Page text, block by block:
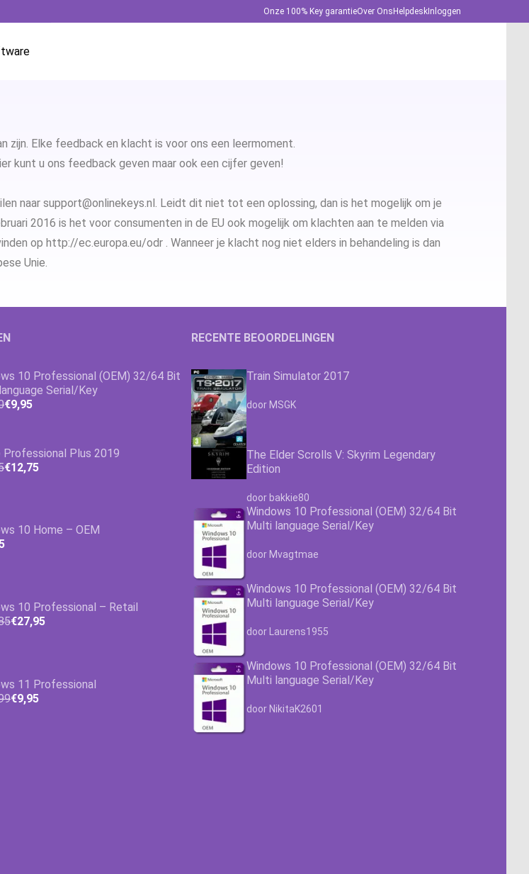
Onze 100% Key garantieOver Ons Helpdesk Inloggen
Microsoft Office 365
Microsoft Office 2019
Windows Windows 11
Windows 8.1
PowerPoint Microsoft PowerPoint 2024
Excel
Access Microsoft Access 2024
Visio Microsoft Visio 2024
Microsoft Visio 2021 Professional
Microsoft Visio 2019 Professional
Microsoft Visio 2016 Professional
Windows Server: Alle licenties
Windows Server 2025
Windows Server 2022
Windows Server 2019
Windows Server 2026
SQL Server Microsoft SQL Server 2022
Microsoft SQL Server 2019
Microsoft SQL Server 2016
zijn. Elke feedback en klacht is voor ons een leermoment.
kunt u ons feedback geven maar ook een cijfer geven!
naar support@onlinekeys.nl. Leidt dit niet tot een oplossing, dan is het mogelijk om je
2016 is het voor consumenten in de EU ook mogelijk om klachten aan te melden via
op http://ec.europa.eu/odr . Wanneer je klacht nog niet elders in behandeling is dan
Unie.
10 Professional (OEM) 32/64 Bit
Serial/Key
€9,95
Professional Plus 2019
€12,75
10 Home – OEM
10 Professional – Retail
€27,95
11 Professional
€9,95
RECENTE BEOORDELINGEN
Train Simulator 2017
Waardering
door MSGK
The Elder Scrolls V: Skyrim Legendary
Edition
Waardering4.63
door bakkie80
Windows 10 Professional (OEM) 32/64 Bit
Multi language Serial/Key
Waardering4.63
door Mvagtmae
Windows 10 Professional (OEM) 32/64 Bit
Multi language Serial/Key
Waardering4.63uit 5
door Laurens1955
Windows 10 Professional (OEM) 32/64 Bit
Multi language Serial/Key
Waardering4.63
door NikitaK2601